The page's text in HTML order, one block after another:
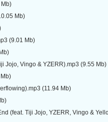
Mb)
(9.01 Mb)
Jojo, Vingo & YZERR).mp3 (9.55 Mb)
(11.94 Mb)
(feat. Tiji Jojo, YZERR, Vingo &